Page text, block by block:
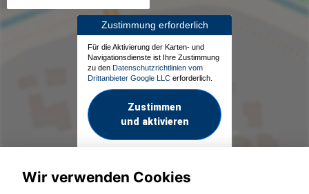
Zustimmung erforderlich
Für die Aktivierung der Karten- und
Navigationsdienste ist Ihre Zustimmung
zu den Datenschutzrichtlinien vom
Drittanbieter Google LLC erforderlich.
Zustimmen
und aktivieren
Wir verwenden Cookies